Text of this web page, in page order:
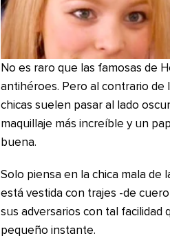
No es raro que las famosas de
antihéroes. Pero al contrario
chicas suelen pasar al lado
maquillaje más increíble y un
buena.
Solo piensa en la chica mala
está vestida con trajes -de
sus adversarios con tal
pequeño instante.